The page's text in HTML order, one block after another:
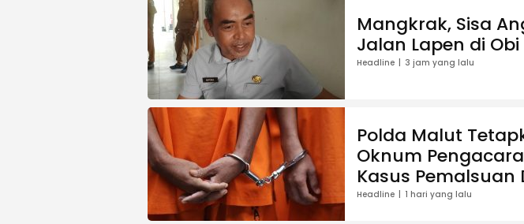
Mangkrak, Sisa
Jalan Lapen di
Headline 3 jam yang lalu
Polda Malut
Oknum
Kasus Pemalsuan
Headline 1 hari yang lalu